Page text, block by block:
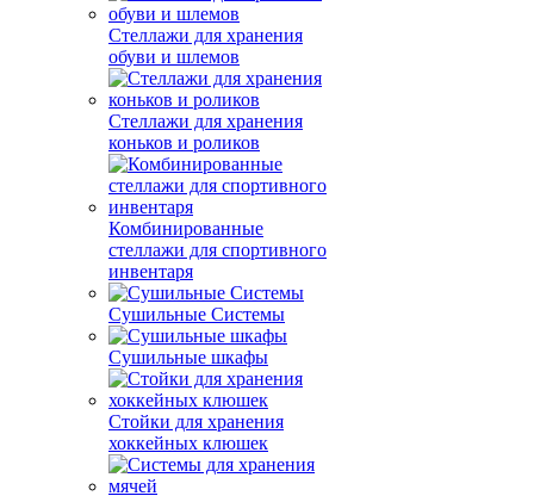
Стеллажи для хранения
обуви и шлемов
Стеллажи для хранения
коньков и роликов
Комбинированные
стеллажи для спортивного
инвентаря
Сушильные Системы
Сушильные шкафы
Стойки для хранения
хоккейных клюшек